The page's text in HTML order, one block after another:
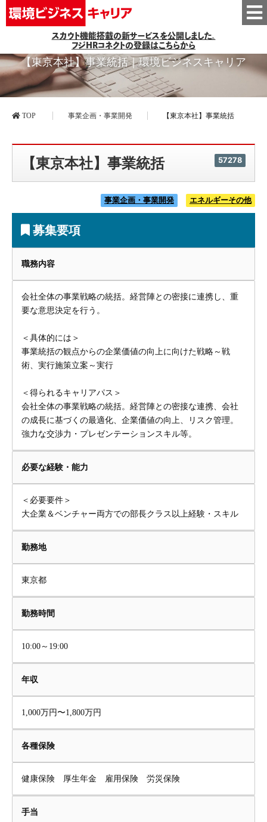
スカウト機能搭載の新サービスを公開しました。
フジHRコネクトの登録はこちらから
【東京本社】事業統括｜環境ビジネスキャリア
TOP 事業企画・事業開発 【東京本社】事業統括
【東京本社】事業統括 57278
事業企画・事業開発 エネルギーその他
募集要項
職務内容
会社全体の事業戦略の統括。経営陣との密接に連携し、重
要な意思決定を行う。
＜具体的には＞
事業統括の観点からの企業価値の向上に向けた戦略～戦
術、実行施策立案～実行
＜得られるキャリアパス＞
会社全体の事業戦略の統括。経営陣との密接な連携、会社
の成長に基づくの最適化、企業価値の向上、リスク管理。
強力な交渉力・プレゼンテーションスキル等。
必要な経験・能力
＜必要要件＞
大企業＆ベンチャー両方での部長クラス以上経験・スキル
勤務地
東京都
勤務時間
10:00～19:00
年収
1,000万円〜1,800万円
各種保険
健康保険 厚生年金 雇用保険 労災保険
手当